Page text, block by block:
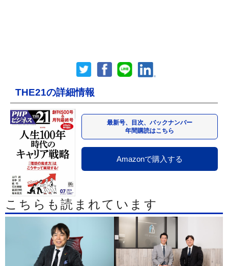
THE21の詳細情報
最新号、目次、バックナンバー
年間購読はこちら
Amazonで購入する
こちらも読まれています